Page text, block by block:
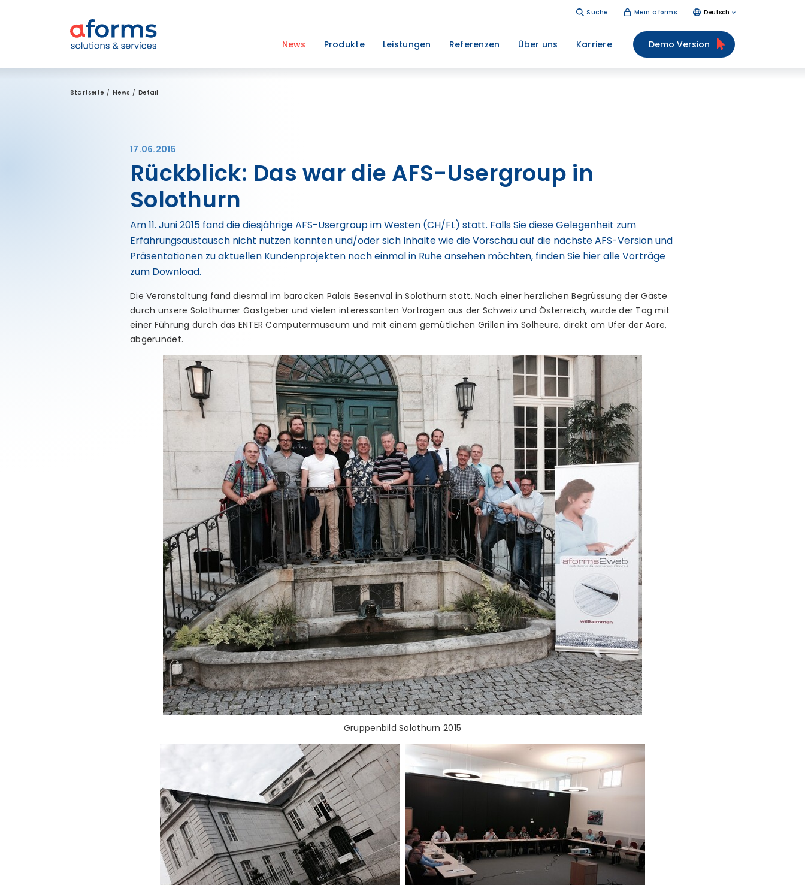
Suche Mein aforms Deutsch
News Produkte Leistungen Referenzen Über uns Karriere Demo Version
Startseite News Detail
17.06.2015
Rückblick: Das war die AFS-Usergroup in
Solothurn
Am 11. Juni 2015 fand die diesjährige AFS-Usergroup im Westen (CH/FL) statt. Falls Sie diese Gelegenheit zum
Erfahrungsaustausch nicht nutzen konnten und/oder sich Inhalte wie die Vorschau auf die nächste AFS-Version und
Präsentationen zu aktuellen Kundenprojekten noch einmal in Ruhe ansehen möchten, finden Sie hier alle Vorträge
zum Download.
Die Veranstaltung fand diesmal im barocken Palais Besenval in Solothurn statt. Nach einer herzlichen Begrüssung der Gäste
durch unsere Solothurner Gastgeber und vielen interessanten Vorträgen aus der Schweiz und Österreich, wurde der Tag mit
einer Führung durch das ENTER Computermuseum und mit einem gemütlichen Grillen im Solheure, direkt am Ufer der Aare,
abgerundet.
Gruppenbild Solothurn 2015